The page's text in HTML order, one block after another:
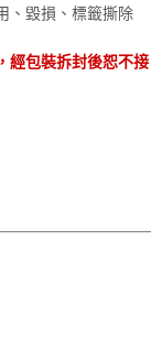
、毀損、標籤撕除
經包裝拆封後恕不接